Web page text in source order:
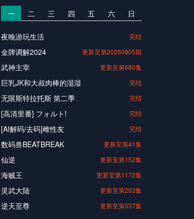
一 二 三 四 五 六 日
夜晚游玩生活 完结
金牌调解2024 更新至第20260805期
武神主宰 更新至第680集
巨乳JK和大叔肉棒的湿湿 完结
无限斯特拉托斯 第二季 完结
[高清里番] フォルト! 完结
[AI解码/去码]雌性友 完结
数码兽BEATBREAK 更新至第41集
仙逆 更新至第152集
海贼王 更新至第1172集
灵武大陆 更新至第203集
逆天至尊 更新至第537集